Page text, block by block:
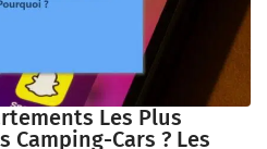
Les Plus
Camping-Cars ? Les